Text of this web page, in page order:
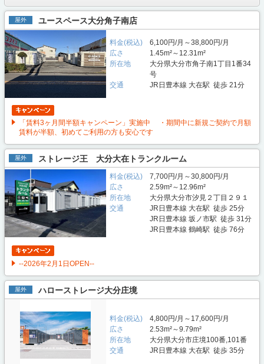
屋外 ユースペース大分角子南店
料金(税込)
6,100円/月～38,800円/月
広さ
1.45m²～12.31m²
所在地
大分県大分市角子南1丁目1番34
号
交通
JR日豊本線 大在駅 徒歩 21分
「賃料3ヶ月間半額キャンペーン」実施中 ・期間中に新規ご契約で月額
賃料が半額、初めてご利用の方も安心です
屋外 ストレージ王 大分大在トランクルーム
料金(税込)
7,700円/月～30,800円/月
広さ
2.59m²～12.96m²
所在地
大分県大分市汐見２丁目２９１
交通
JR日豊本線 大在駅 徒歩 25分
JR日豊本線 坂ノ市駅 徒歩 31分
JR日豊本線 鶴崎駅 徒歩 76分
--2026年2月1日OPEN--
屋外 ハローストレージ大分庄境
料金(税込)
4,800円/月～17,600円/月
広さ
2.53m²～9.79m²
所在地
大分県大分市庄境100番,101番
交通
JR日豊本線 大在駅 徒歩 35分